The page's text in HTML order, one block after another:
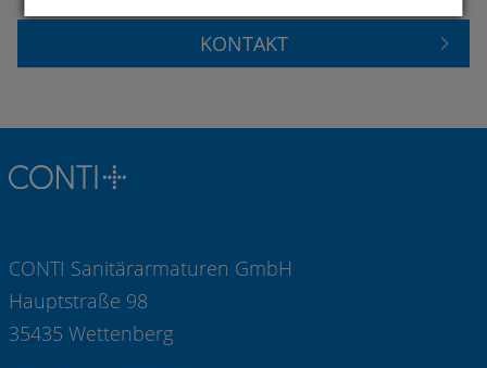
KONTAKT
CONTI Sanitärarmaturen GmbH
Hauptstraße 98
35435 Wettenberg